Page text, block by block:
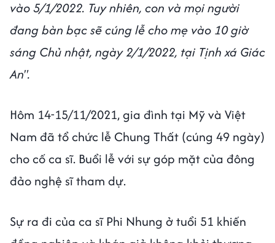
vào 5/1/2022. Tuy nhiên, con và mọi người
đang bàn bạc sẽ cúng lễ cho mẹ vào 10 giờ
sáng Chủ nhật, ngày 2/1/2022, tại Tịnh xá Giác
An".
Hôm 14-15/11/2021, gia đình tại Mỹ và Việt
Nam đã tổ chức lễ Chung Thất (cúng 49 ngày)
cho cố ca sĩ. Buổi lễ với sự góp mặt của đông
đảo nghệ sĩ tham dự.
Sự ra đi của ca sĩ Phi Nhung ở tuổi 51 khiến